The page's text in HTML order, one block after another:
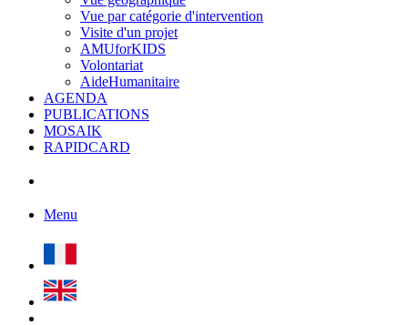
Vue par catégorie d'intervention
Visite d'un projet
AMUforKIDS
Volontariat
AideHumanitaire
AGENDA
PUBLICATIONS
MOSAIK
RAPIDCARD
Menu